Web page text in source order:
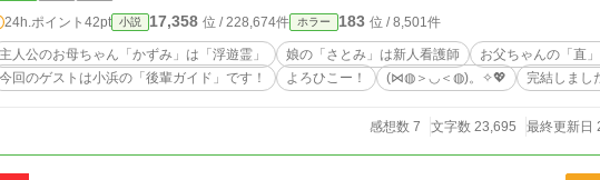
24h.ポイント 42pt 小説 17,358 位 / 228,674件 ホラー 183 位 / 8,501件
主人公のお母ちゃん「かずみ」は「浮遊霊」 娘の「さとみ」は新人看護師
お父ちゃんの「直
今回のゲストは小浜の「後輩ガイド」です！
よろひこー！ (⋈◍＞◡＜◍)。✧💖 完結しまし
感想数 7 文字数 23,695 最終更新日